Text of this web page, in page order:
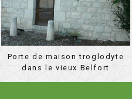
Porte de maison troglodyte
dans le vieux Belfort